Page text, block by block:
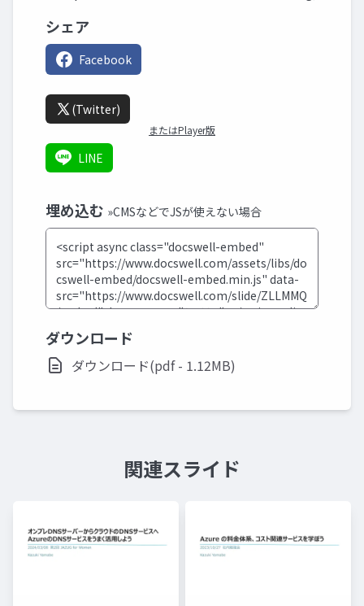
シェア
Facebook
(Twitter)
またはPlayer版
LINE
埋め込む »CMSなどでJSが使えない場合
ダウンロード
ダウンロード(pdf - 1.12MB)
関連スライド